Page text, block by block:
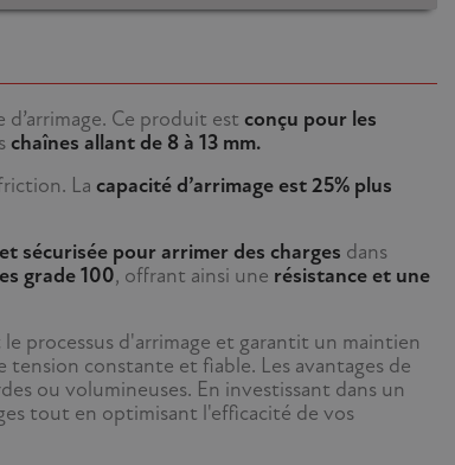
d’arrimage. Ce produit est conçu pour les
chaînes allant de 8 à 13 mm.
La capacité d’arrimage est 25% plus
sécurisée pour arrimer des charges dans
grade 100, offrant ainsi une résistance et une
processus d'arrimage et garantit un maintien
tension constante et fiable. Les avantages de
ou volumineuses. En investissant dans un
tout en optimisant l'efficacité de vos